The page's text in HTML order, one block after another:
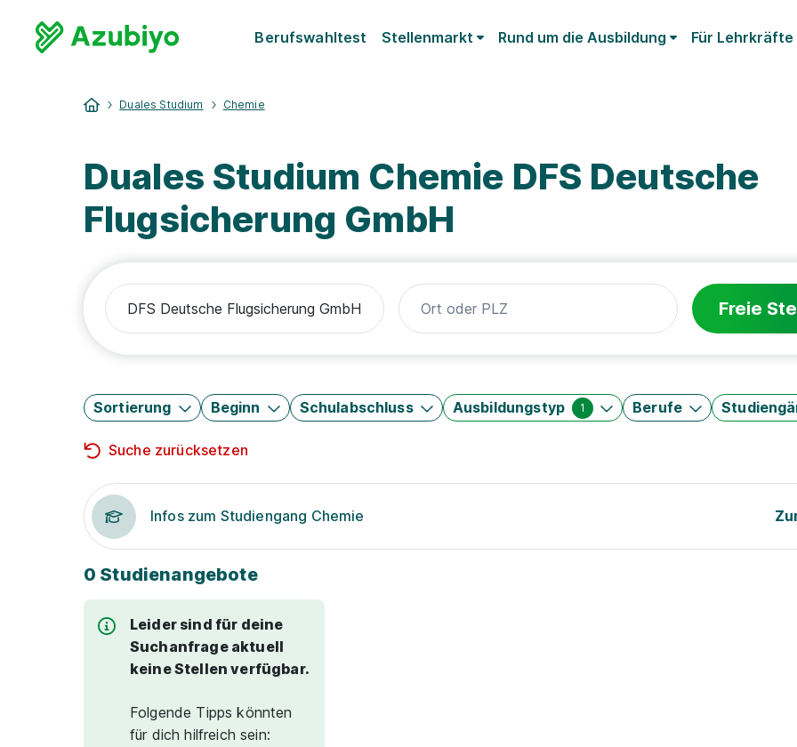
Berufswahltest Stellenmarkt Rund um die Ausbildung Für Lehrkräfte
Duales Studium Chemie
Duales Studium Chemie DFS Deutsche
Flugsicherung GmbH
Freie
Sortierung Beginn Schulabschluss Ausbildungstyp 1 Berufe
Suche zurücksetzen
Infos zum Studiengang Chemie
0 Studienangebote
Leider sind für deine
Suchanfrage aktuell
keine Stellen verfügbar.
Folgende Tipps könnten
für dich hilfreich sein: